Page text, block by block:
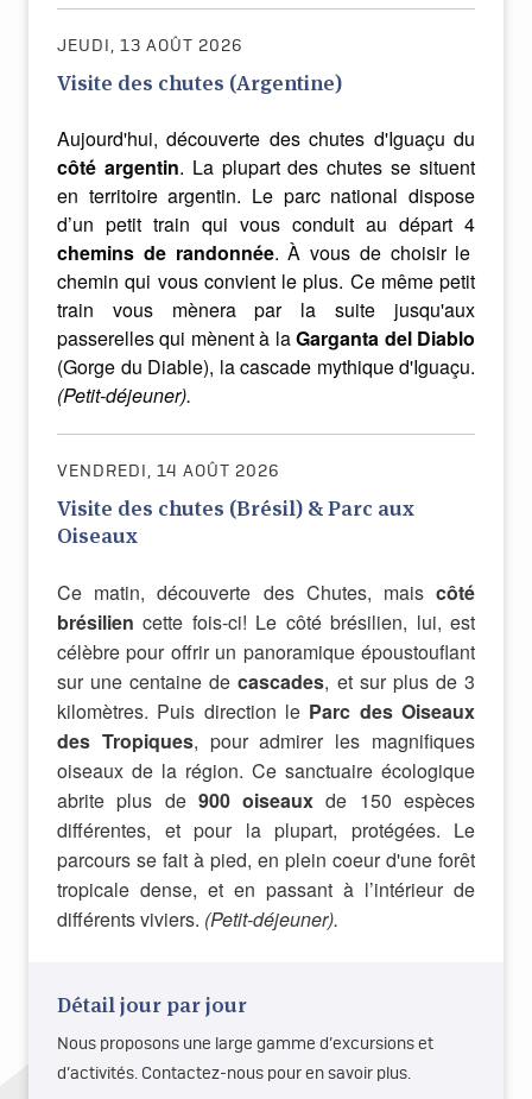
JEUDI, 13 AOÛT 2026
Visite des chutes (Argentine)
Aujourd'hui, découverte des chutes d'Iguaçu du
côté argentin. La plupart des chutes se situent
en territoire argentin. Le parc national dispose
d’un petit train qui vous conduit au départ 4
chemins de randonnée. À vous de choisir le
chemin qui vous convient le plus. Ce même petit
train vous mènera par la suite jusqu'aux
passerelles qui mènent à laGarganta del Diablo
(Gorge du Diable), la cascade mythique d'Iguaçu.
(Petit-déjeuner).
VENDREDI, 14 AOÛT 2026
Visite des chutes (Brésil) & Parc aux
Oiseaux
Ce matin, découverte des Chutes, mais côté
brésilien cette fois-ci! Le côté brésilien, lui, est
célèbre pour offrir un panoramique époustouflant
sur une centaine decascades, et sur plus de 3
kilomètres. Puis direction le Parc des Oiseaux
des Tropiques, pour admirer les magnifiques
oiseaux de la région. Ce sanctuaire écologique
abrite plus de 900 oiseaux de 150 espèces
différentes, et pour la plupart, protégées. Le
parcours se fait à pied, en plein coeur d'une forêt
tropicale dense, et en passant à l’intérieur de
différents viviers. (Petit-déjeuner).
Détail jour par jour
Nous proposons une large gamme d’excursions et
d’activités. Contactez-nous pour en savoir plus.